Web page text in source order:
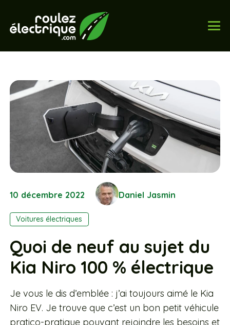
10 décembre 2022 Daniel Jasmin
Voitures électriques
Quoi de neuf au sujet du
Kia Niro 100 % électrique
Je vous le dis d’emblée : j’ai toujours aimé le Kia
Niro EV. Je trouve que c’est un bon petit véhicule
pratico-pratique pouvant rejoindre les besoins et